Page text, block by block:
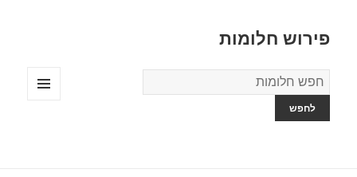
פירוש חלומות
מילון
החלומות